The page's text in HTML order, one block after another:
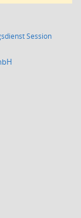
Session(Wird in